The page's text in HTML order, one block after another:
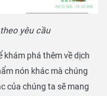
yêu cầu
khám phá thêm về dịch
nón khác mà chúng
của chúng ta sẽ mang